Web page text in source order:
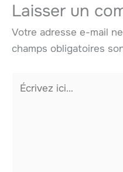
Laisser un
Votre adresse e-mail
champs obligatoires
Écrivez
ici…